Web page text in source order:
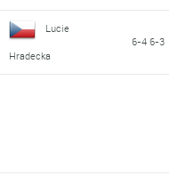
Lucie
Hradecka
6-4 6-3